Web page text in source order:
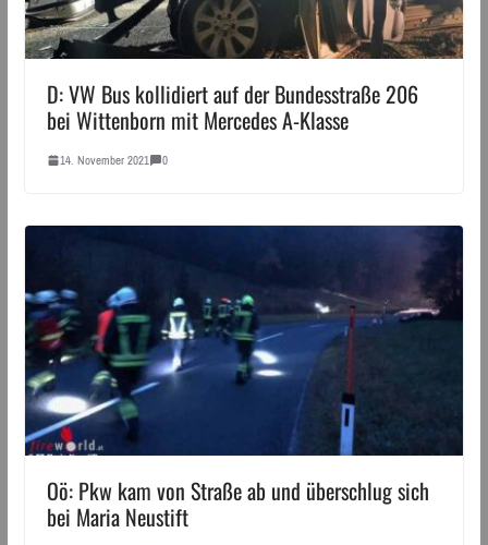
D: VW Bus kollidiert auf der Bundesstraße 206
bei Wittenborn mit Mercedes A-Klasse
14. November 2021 0
Oö: Pkw kam von Straße ab und überschlug sich
bei Maria Neustift